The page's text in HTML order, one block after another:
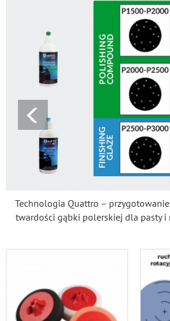
Technologia Quattro –
twardości gąbki polerskiej dla pasty i